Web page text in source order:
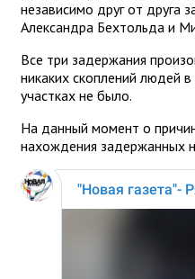
независимо друг от друга
Александра Бехтольда и
Все три задержания
никаких скоплений людей
участках не было.
На данный момент о
нахождения задержанных